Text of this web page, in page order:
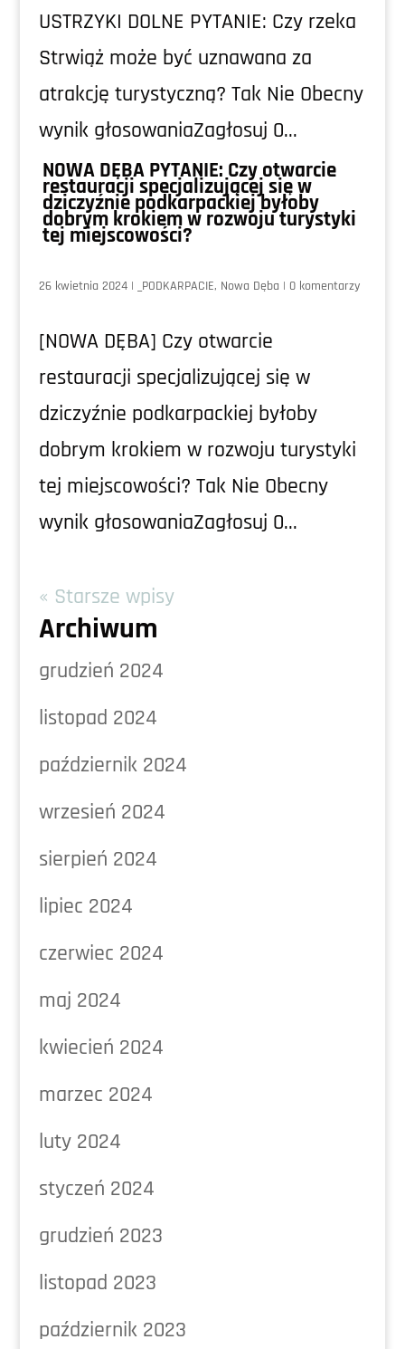
USTRZYKI DOLNE PYTANIE: Czy rzeka
Strwiąż może być uznawana za
atrakcję turystyczną? Tak Nie Obecny
wynik głosowaniaZagłosuj 0...
NOWA DĘBA PYTANIE: Czy otwarcie
restauracji specjalizującej się w
dziczyźnie podkarpackiej byłoby
dobrym krokiem w rozwoju turystyki
tej miejscowości?
26 kwietnia 2024| _PODKARPACIE, Nowa Dęba | 0 komentarzy
[NOWA DĘBA] Czy otwarcie
restauracji specjalizującej się w
dziczyźnie podkarpackiej byłoby
dobrym krokiem w rozwoju turystyki
tej miejscowości? Tak Nie Obecny
wynik głosowaniaZagłosuj 0...
« Starsze wpisy
Archiwum
grudzień 2024
listopad 2024
październik 2024
wrzesień 2024
sierpień 2024
lipiec 2024
czerwiec 2024
maj 2024
kwiecień 2024
marzec 2024
luty 2024
styczeń 2024
grudzień 2023
listopad 2023
październik 2023